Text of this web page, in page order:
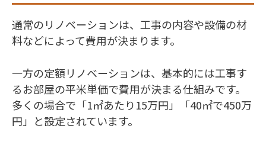
通常のリノベーションは、工事の内容や設備の材
料などによって費用が決まります。
一方の定額リノベーションは、基本的には工事す
るお部屋の平米単価で費用が決まる仕組みです。
多くの場合で「1㎡あたり15万円」「40㎡で450万
円」と設定されています。